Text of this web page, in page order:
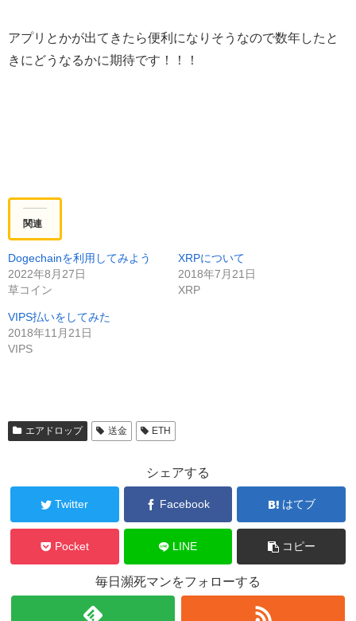
アプリとかが出てきたら便利になりそうなので数年したと
きにどうなるかに期待です！！！
関連
Dogechainを利用してみよう
2022年8月27日
草コイン
XRPについて
2018年7月21日
XRP
VIPS払いをしてみた
2018年11月21日
VIPS
エアドロップ 送金 ETH
シェアする
Twitter Facebook はてブ
Pocket LINE コピー
毎日瀕死マンをフォローする